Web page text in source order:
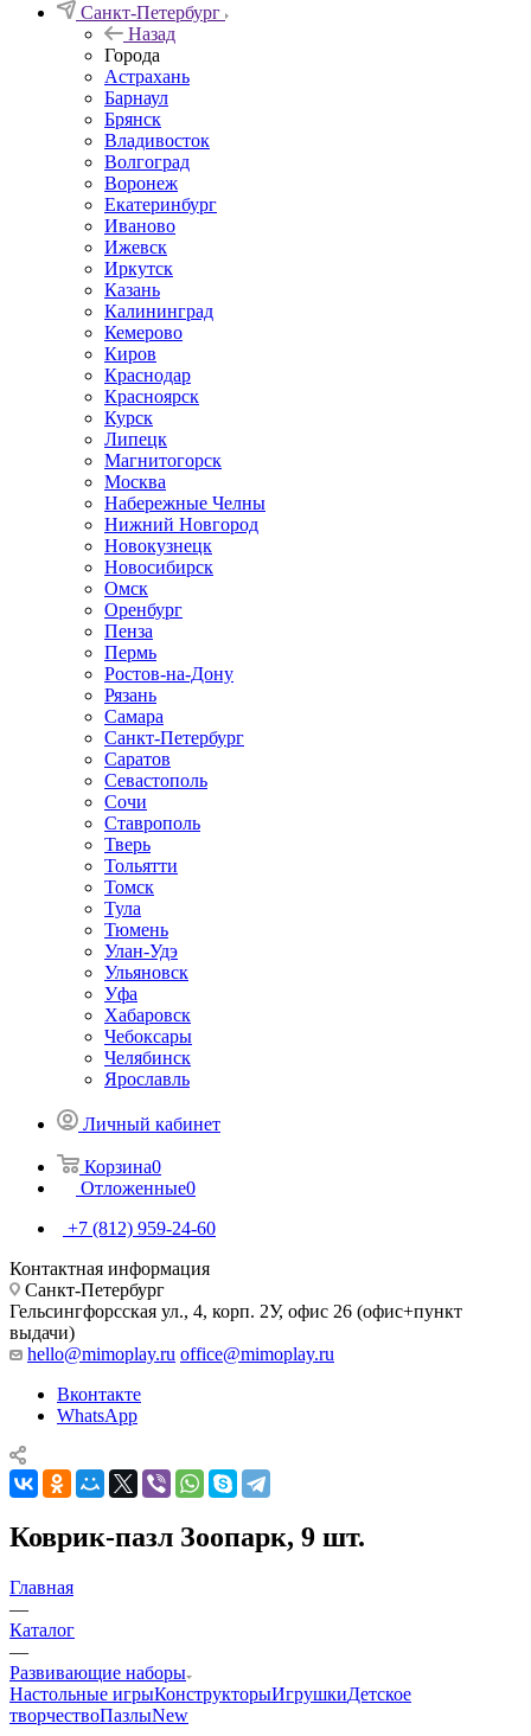
Санкт-Петербург
Назад
Города
Астрахань
Барнаул
Брянск
Владивосток
Волгоград
Воронеж
Екатеринбург
Иваново
Ижевск
Иркутск
Казань
Калининград
Кемерово
Киров
Краснодар
Красноярск
Курск
Липецк
Магнитогорск
Москва
Набережные Челны
Нижний Новгород
Новокузнецк
Новосибирск
Омск
Оренбург
Пенза
Пермь
Ростов-на-Дону
Рязань
Самара
Санкт-Петербург
Саратов
Севастополь
Сочи
Ставрополь
Тверь
Тольятти
Томск
Тула
Тюмень
Улан-Удэ
Ульяновск
Уфа
Хабаровск
Чебоксары
Челябинск
Ярославль
Личный кабинет
Корзина0
Отложенные0
+7 (812) 959-24-60
Контактная информация
Санкт-Петербург
Гельсингфорсская ул., 4, корп. 2У, офис 26 (офис+пункт
выдачи)
hello@mimoplay.ru office@mimoplay.ru
Вконтакте
WhatsApp
Коврик-пазл Зоопарк, 9 шт.
Главная
—
Каталог
—
Развивающие наборы
Настольные игрыКонструкторыИгрушкиДетское
творчествоПазлыNew